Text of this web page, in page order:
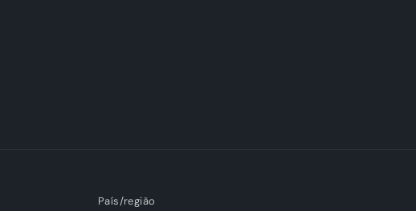
País/região